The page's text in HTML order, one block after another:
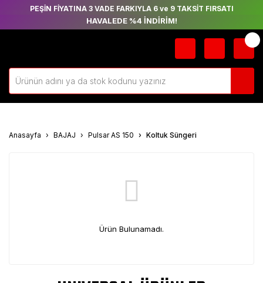
PEŞİN FİYATINA 3 VADE FARKIYLA 6 ve 9 TAKSİT FIRSATI
HAVALEDE %4 İNDİRİM!
Anasayfa BAJAJ Pulsar AS 150 Koltuk Süngeri
Ürün Bulunamadı.